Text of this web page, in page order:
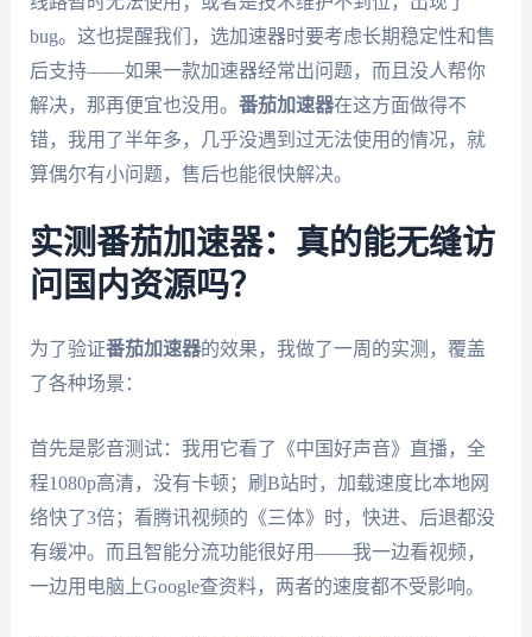
bug。这也提醒我们，选加速器时要考虑长期稳定性和售
后支持——如果一款加速器经常出问题，而且没人帮你
解决，那再便宜也没用。 番茄加速器在这方面做得不
错，我用了半年多，几乎没遇到过无法使用的情况，就
算偶尔有小问题，售后也能很快解决。
实测番茄加速器：真的能无缝访
问国内资源吗？
为了验证番茄加速器的效果，我做了一周的实测，覆盖
了各种场景：
首先是影音测试：我用它看了《中国好声音》直播，全
程1080p高清，没有卡顿；刷B站时，加载速度比本地网
络快了3倍；看腾讯视频的《三体》时，快进、后退都没
有缓冲。而且智能分流功能很好用——我一边看视频，
一边用电脑上Google查资料，两者的速度都不受影响。